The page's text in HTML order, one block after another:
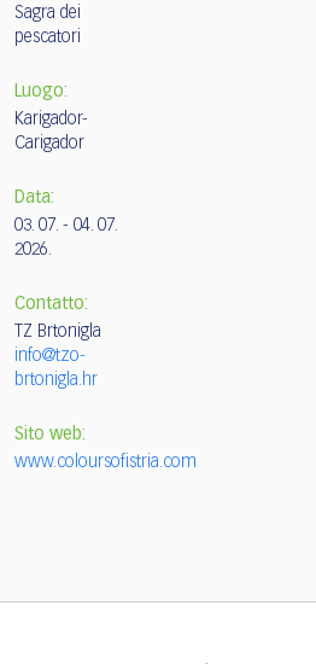
Sagra dei
pescatori
Luogo:
Karigador-
Carigador
Data:
03. 07. - 04. 07.
2026.
Contatto:
TZ Brtonigla
info@tzo-
brtonigla.hr
Sito web:
www.coloursofistria.com